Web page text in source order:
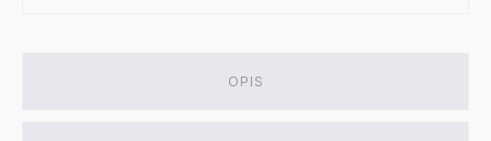
OPIS